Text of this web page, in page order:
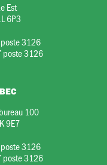
Est
6P3
3126
3126
100
9E7
3126
3126